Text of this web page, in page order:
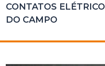
CONTATOS
DO CAMPO